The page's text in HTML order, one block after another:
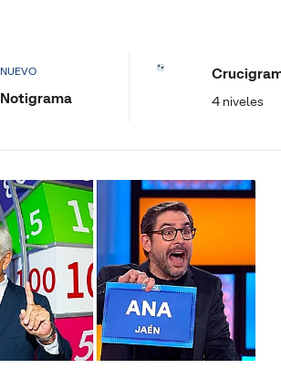
NUEVO
Notigrama 4 niveles